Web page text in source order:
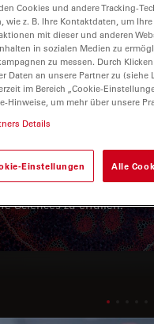
wurden entwickelt, um
Sciences zu erfüllen.
Cookies und andere Tracking-
wie z. B. Ihre Kontaktdaten, um
mit dieser und anderen
in sozialen Medien zu
zu messen. Durch
Daten an unsere Partner zu
im Bereich „Cookie-
Hinweise, um mehr über unsere
Details
Einstellungen Alle